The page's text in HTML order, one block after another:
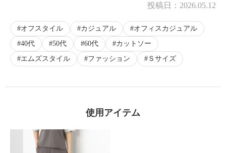
投稿日： 2026.05.12
オフスタイル カジュアル
オフィスカジュアル
40代
50代 60代
カットソー
エムズスタイル
ファッション Ｓサイズ
使用アイテム